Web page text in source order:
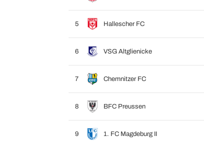
5 Hallescher FC
6 VSG Altglienicke
7 Chemnitzer FC
8 BFC Preussen
9 1. FC Magdeburg II